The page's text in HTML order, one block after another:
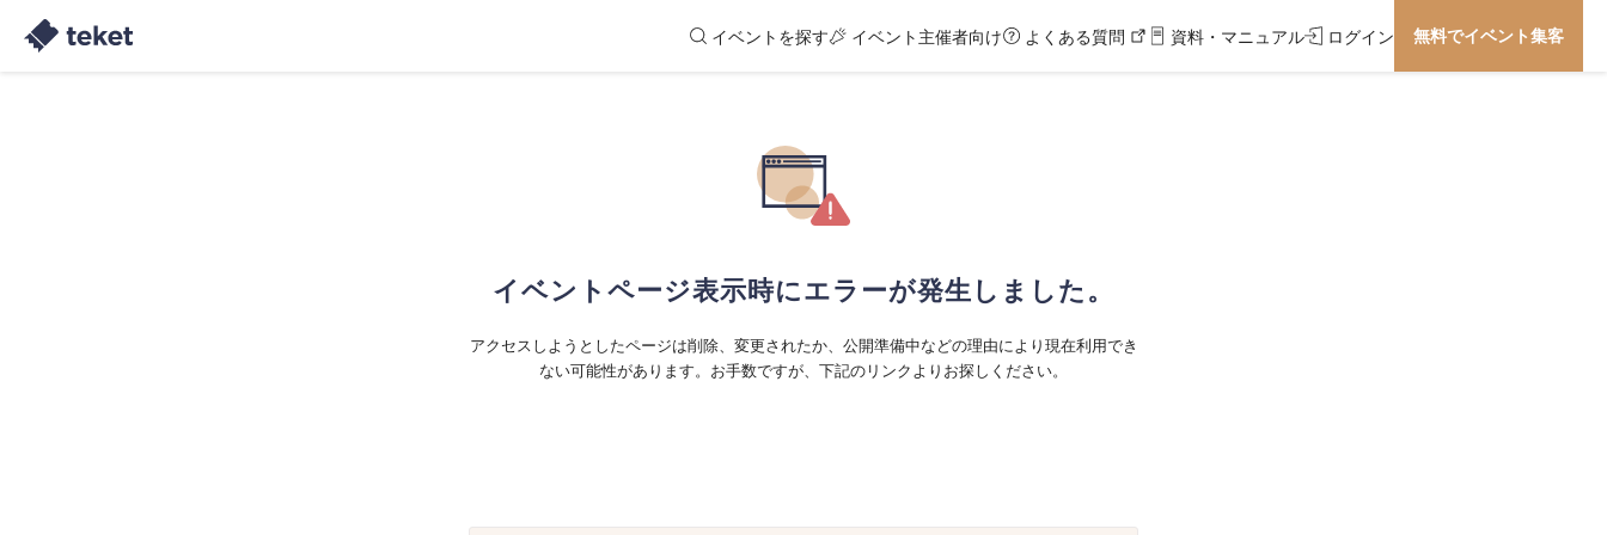
イベントを探す イベント主催者向け よくある質問 資料・マニュアル ログイン 無料でイベント集客
イベントページ表示時にエラーが発生しました。
アクセスしようとしたページは削除、変更されたか、公開準備中などの理由により現在利用でき
ない可能性があります。お手数ですが、下記のリンクよりお探しください。